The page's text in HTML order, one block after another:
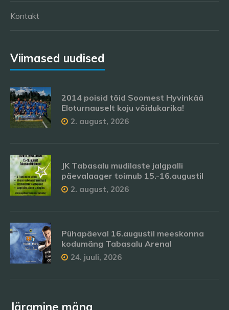
Kontakt
Viimased uudised
2014 poisid tõid Soomest Hyvinkää
Eloturnauselt koju võidukarika!
2. august, 2026
JK Tabasalu mudilaste jalgpalli
päevalaager toimub 15.-16.augustil
2. august, 2026
Pühapäeval 16.augustil meeskonna
kodumäng Tabasalu Arenal
24. juuli, 2026
Järgmine mäng